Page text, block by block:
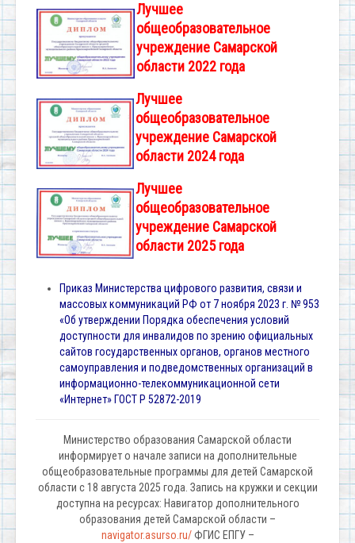
Лучшее
общеобразовательное
учреждение Самарской
области 2022 года
Лучшее
общеобразовательное
учреждение Самарской
области 2024 года
Лучшее
общеобразовательное
учреждение Самарской
области 2025 года
Приказ Министерства цифрового развития, связи и
массовых коммуникаций РФ от 7 ноября 2023 г. № 953
«Об утверждении Порядка обеспечения условий
доступности для инвалидов по зрению официальных
сайтов государственных органов, органов местного
самоуправления и подведомственных организаций в
информационно-телекоммуникационной сети
«Интернет» ГОСТ Р 52872-2019
Министерство образования Самарской области
информирует о начале записи на дополнительные
общеобразовательные программы для детей Самарской
области с 18 августа 2025 года. Запись на кружки и секции
доступна на ресурсах: Навигатор дополнительного
образования детей Самарской области –
navigator.asurso.ru/ФГИС ЕПГУ –